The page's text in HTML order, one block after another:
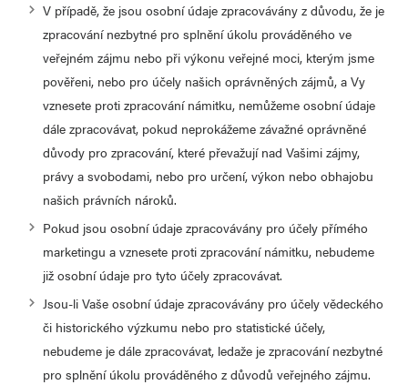
V případě, že jsou osobní údaje zpracovávány z důvodu, že je
zpracování nezbytné pro splnění úkolu prováděného ve
veřejném zájmu nebo při výkonu veřejné moci, kterým jsme
pověřeni, nebo pro účely našich oprávněných zájmů, a Vy
vznesete proti zpracování námitku, nemůžeme osobní údaje
dále zpracovávat, pokud neprokážeme závažné oprávněné
důvody pro zpracování, které převažují nad Vašimi zájmy,
právy a svobodami, nebo pro určení, výkon nebo obhajobu
našich právních nároků.
Pokud jsou osobní údaje zpracovávány pro účely přímého
marketingu a vznesete proti zpracování námitku, nebudeme
již osobní údaje pro tyto účely zpracovávat.
Jsou-li Vaše osobní údaje zpracovávány pro účely vědeckého
či historického výzkumu nebo pro statistické účely,
nebudeme je dále zpracovávat, ledaže je zpracování nezbytné
pro splnění úkolu prováděného z důvodů veřejného zájmu.